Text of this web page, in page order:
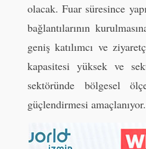
olacak. Fuar süresince
bağlantılarının
geniş katılımcı ve
kapasitesi yüksek ve
sektöründe bölgesel
güçlendirmesi amaçlanıyor.